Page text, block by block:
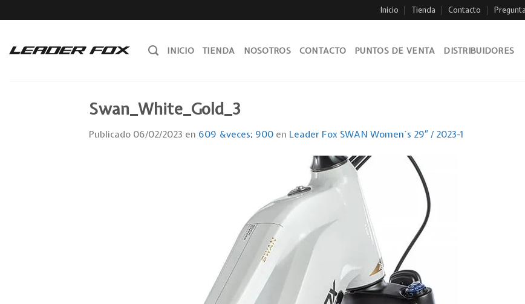
to
Inicio Tienda Contacto
INICIO TIENDA NOSOTROS CONTACTO PUNTOS DE VENTA DISTRIBUIDORES
Swan_White_Gold_3
Publicado 06/02/2023 en 609 &veces; 900 en Leader Fox SWAN Women´s 29″ / 2023-1